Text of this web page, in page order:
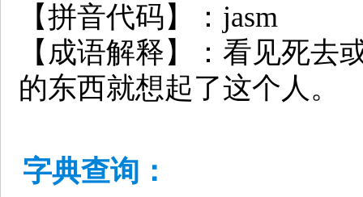
【拼音代码】：jasm
【成语解释】：看见死去
的东西就想起了这个人。
字典查询：